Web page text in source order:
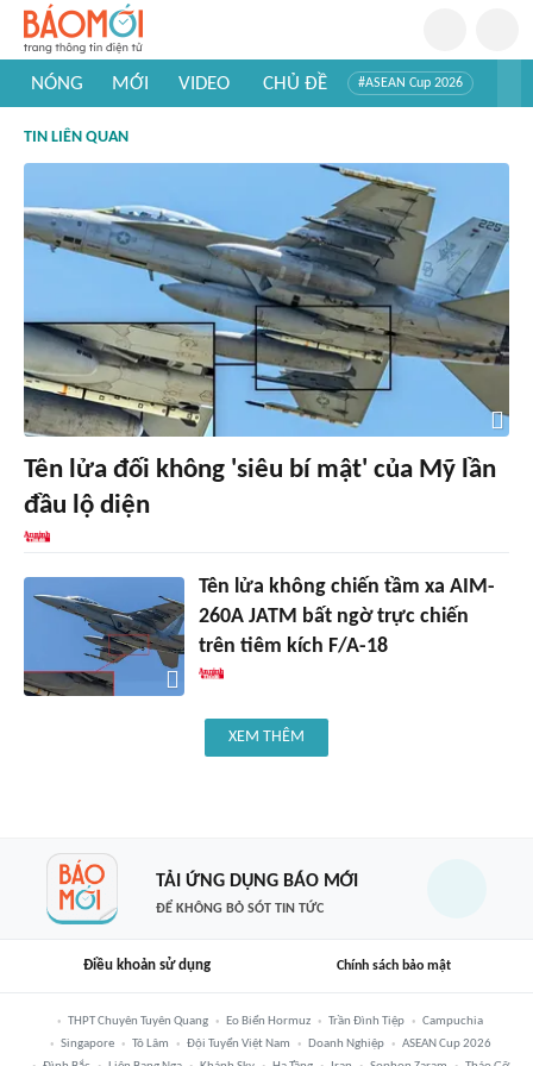
NÓNG MỚI VIDEO CHỦ ĐỀ #ASEAN Cup 2026
#Khám phá thế giới
TIN LIÊN QUAN
Tên lửa đối không 'siêu bí mật' của Mỹ lần
đầu lộ diện
Tên lửa không chiến tầm xa AIM-
260A JATM bất ngờ trực chiến
trên tiêm kích F/A-18
XEM THÊM
TẢI ỨNG DỤNG BÁO MỚI
ĐỂ KHÔNG BỎ SÓT TIN TỨC
Điều khoản sử dụng Chính sách bảo mật
THPT Chuyên Tuyên Quang Eo Biển Hormuz Trần Đình Tiệp
Campuchia
Singapore
Tô Lâm Đội Tuyển Việt Nam Doanh Nghiệp
ASEAN Cup 2026